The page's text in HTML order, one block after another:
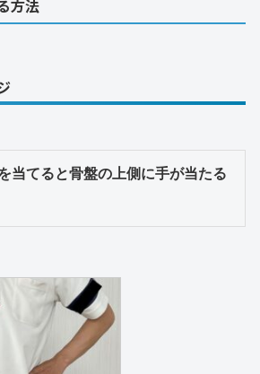
方法
当てると骨盤の上側に手が当たる